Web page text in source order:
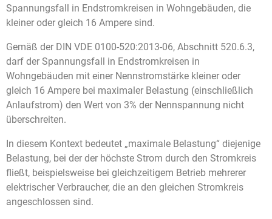
Spannungsfall in Endstromkreisen in Wohngebäuden, die
kleiner oder gleich 16 Ampere sind.
Gemäß der DIN VDE 0100-520:2013-06, Abschnitt 520.6.3,
darf der Spannungsfall in Endstromkreisen in
Wohngebäuden mit einer Nennstromstärke kleiner oder
gleich 16 Ampere bei maximaler Belastung (einschließlich
Anlaufstrom) den Wert von 3% der Nennspannung nicht
überschreiten.
In diesem Kontext bedeutet „maximale Belastung“ diejenige
Belastung, bei der der höchste Strom durch den Stromkreis
fließt, beispielsweise bei gleichzeitigem Betrieb mehrerer
elektrischer Verbraucher, die an den gleichen Stromkreis
angeschlossen sind.